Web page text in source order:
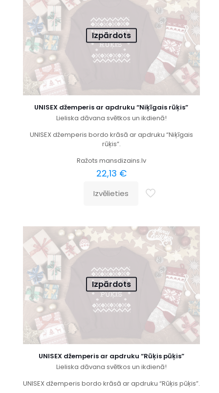
Izpārdots
UNISEX džemperis ar apdruku “Niķīgais rūķis”
Lieliska dāvana svētkos un ikdienā!
UNISEX džemperis bordo krāsā ar apdruku “Niķīgais
rūķis”.
Ražots mansdizains.lv
22,13 €
Izvēlieties
Izpārdots
UNISEX džemperis ar apdruku “Rūķis pūķis”
Lieliska dāvana svētkos un ikdienā!
UNISEX džemperis bordo krāsā ar apdruku “Rūķis pūķis”.